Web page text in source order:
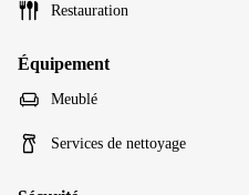
Restauration
Équipement
Meublé
Services de nettoyage